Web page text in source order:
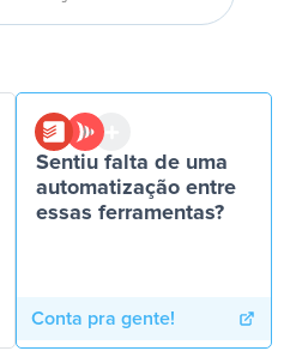
Sentiu falta de uma
automatização entre
essas ferramentas?
Conta pra gente!